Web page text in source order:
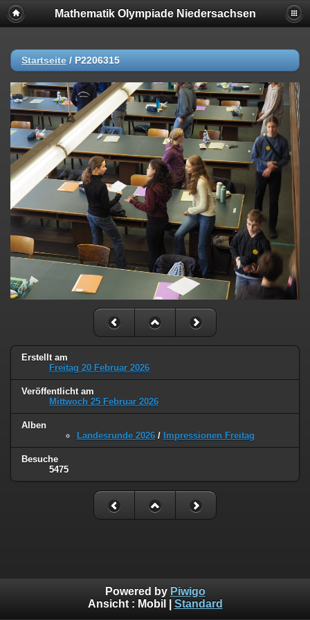
Mathematik Olympiade Niedersachsen
Startseite / P2206315
Erstellt am
Freitag 20 Februar 2026
Veröffentlicht am
Mittwoch 25 Februar 2026
Alben
Landesrunde 2026 / Impressionen Freitag
Besuche
5475
Powered by Piwigo
Ansicht : Mobil Standard